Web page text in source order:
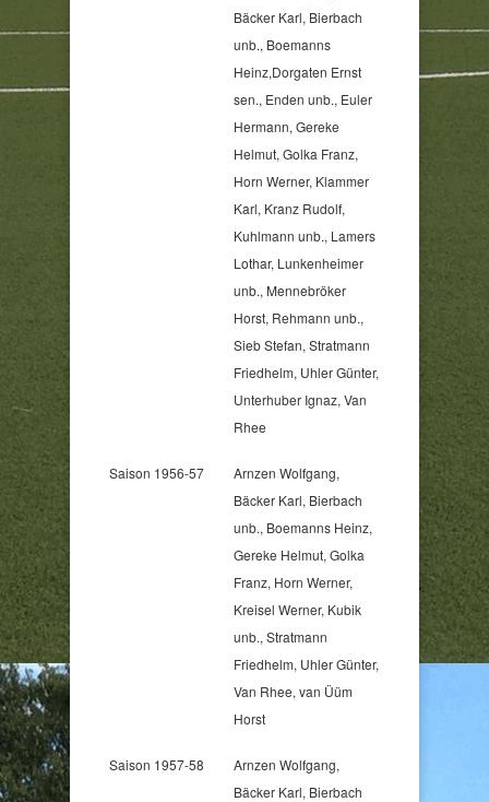
Bäcker Karl, Bierbach
unb., Boemanns
Heinz,Dorgaten Ernst
sen., Enden unb., Euler
Hermann, Gereke
Helmut, Golka Franz,
Horn Werner, Klammer
Karl, Kranz Rudolf,
Kuhlmann unb., Lamers
Lothar, Lunkenheimer
unb., Mennebröker
Horst, Rehmann unb.,
Sieb Stefan, Stratmann
Friedhelm, Uhler Günter,
Unterhuber Ignaz, Van
Rhee
Saison 1956-57
Arnzen Wolfgang,
Bäcker Karl, Bierbach
unb., Boemanns Heinz,
Gereke Helmut, Golka
Franz, Horn Werner,
Kreisel Werner, Kubik
unb., Stratmann
Friedhelm, Uhler Günter,
Van Rhee, van Üüm
Horst
Saison 1957-58
Arnzen Wolfgang,
Bäcker Karl, Bierbach